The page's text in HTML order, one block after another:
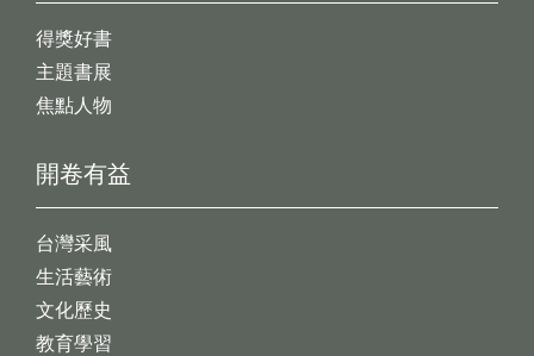
開卷有益
台灣采風
生活藝術
文化歷史
教育學習
得獎好書
主題書展
焦點人物